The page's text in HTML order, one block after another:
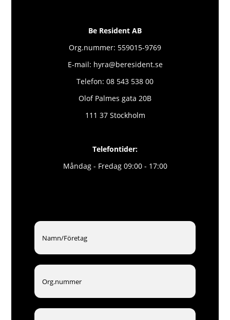
Be Resident AB
Org.nummer: 559015-9769
E-mail: hyra@beresident.se
Telefon: 08 543 538 00
Olof Palmes gata 20B
111 37 Stockholm
Telefontider:
Måndag - Fredag 09:00 - 17:00